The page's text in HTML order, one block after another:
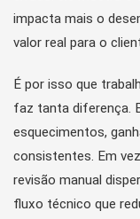
impacta mais o
valor real para o
É por isso que
faz tanta diferença.
esquecimentos,
consistentes. Em
revisão manual
fluxo técnico que